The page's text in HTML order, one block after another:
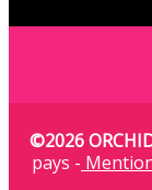
©2026
pays -